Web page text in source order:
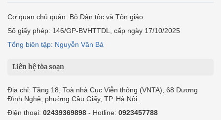
Cơ quan chủ quản: Bộ Dân tộc và Tôn giáo
Số giấy phép: 146/GP-BVHTTDL, cấp ngày 17/10/2025
Tổng biên tập: Nguyễn Văn Bá
Liên hệ tòa soạn
Địa chỉ: Tầng 18, Toà nhà Cục Viễn thông (VNTA), 68 Dương
Đình Nghệ, phường Cầu Giấy, TP. Hà Nội.
Điện thoại: 02439369898 - Hotline: 0923457788